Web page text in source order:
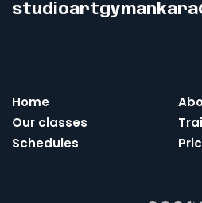
Home
Our classes
Schedules